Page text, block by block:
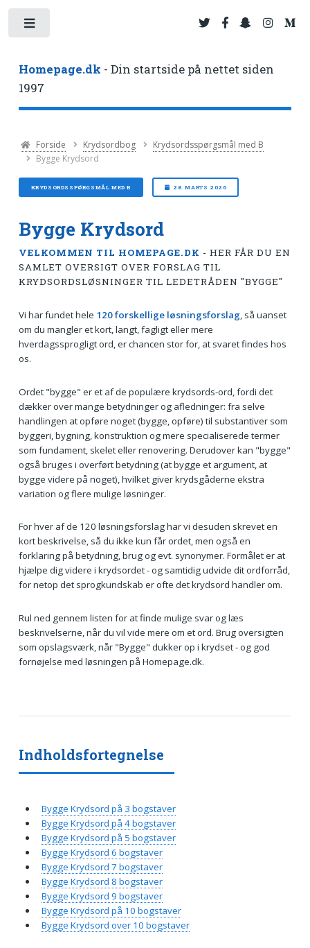
Homepage.dk - Din startside på nettet siden
1997
Forside Krydsordbog
Krydsordsspørgsmål med B
Bygge Krydsord
KRYDSORDSSPØRGSMÅL MED B 28. MARTS 2026
Bygge Krydsord
VELKOMMEN TIL HOMEPAGE.DK - HER FÅR DU EN
SAMLET OVERSIGT OVER FORSLAG TIL
KRYDSORDSLØSNINGER TIL LEDETRÅDEN "BYGGE"
Vi har fundet hele 120 forskellige løsningsforslag, så uanset
om du mangler et kort, langt, fagligt eller mere
hverdagssprogligt ord, er chancen stor for, at svaret findes hos
os.
Ordet "bygge" er et af de populære krydsords-ord, fordi det
dækker over mange betydninger og afledninger: fra selve
handlingen at opføre noget (bygge, opføre) til substantiver som
byggeri, bygning, konstruktion og mere specialiserede termer
som fundament, skelet eller renovering. Derudover kan "bygge"
også bruges i overført betydning (at bygge et argument, at
bygge videre på noget), hvilket giver krydsgåderne ekstra
variation og flere mulige løsninger.
For hver af de 120 løsningsforslag har vi desuden skrevet en
kort beskrivelse, så du ikke kun får ordet, men også en
forklaring på betydning, brug og evt. synonymer. Formålet er at
hjælpe dig videre i krydsordet - og samtidig udvide dit ordforråd,
for netop det sprogkundskab er ofte det krydsord handler om.
Rul ned gennem listen for at finde mulige svar og læs
beskrivelserne, når du vil vide mere om et ord. Brug oversigten
som opslagsværk, når "Bygge" dukker op i krydset - og god
fornøjelse med løsningen på Homepage.dk.
Indholdsfortegnelse
Bygge Krydsord på 3 bogstaver
Bygge Krydsord på 4 bogstaver
Bygge Krydsord på 5 bogstaver
Bygge Krydsord 6 bogstaver
Bygge Krydsord 7 bogstaver
Bygge Krydsord 8 bogstaver
Bygge Krydsord 9 bogstaver
Bygge Krydsord på 10 bogstaver
Bygge Krydsord over 10 bogstaver